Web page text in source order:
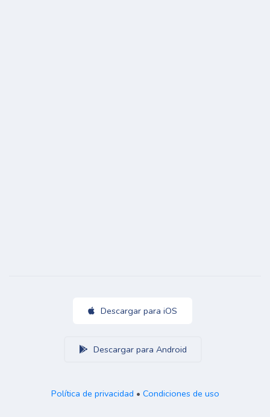
Descargar para iOS
Descargar para Android
Política de privacidad • Condiciones de uso